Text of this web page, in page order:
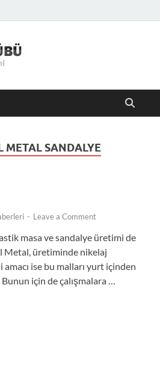
Kulübü –
En Güncel
Kobi
METAL SANDALYE
- Leave a Comment
masa ve sandalye üretimi de
Metal, üretiminde nikelaj
ise bu malları yurt içinden
için de çalışmalara …